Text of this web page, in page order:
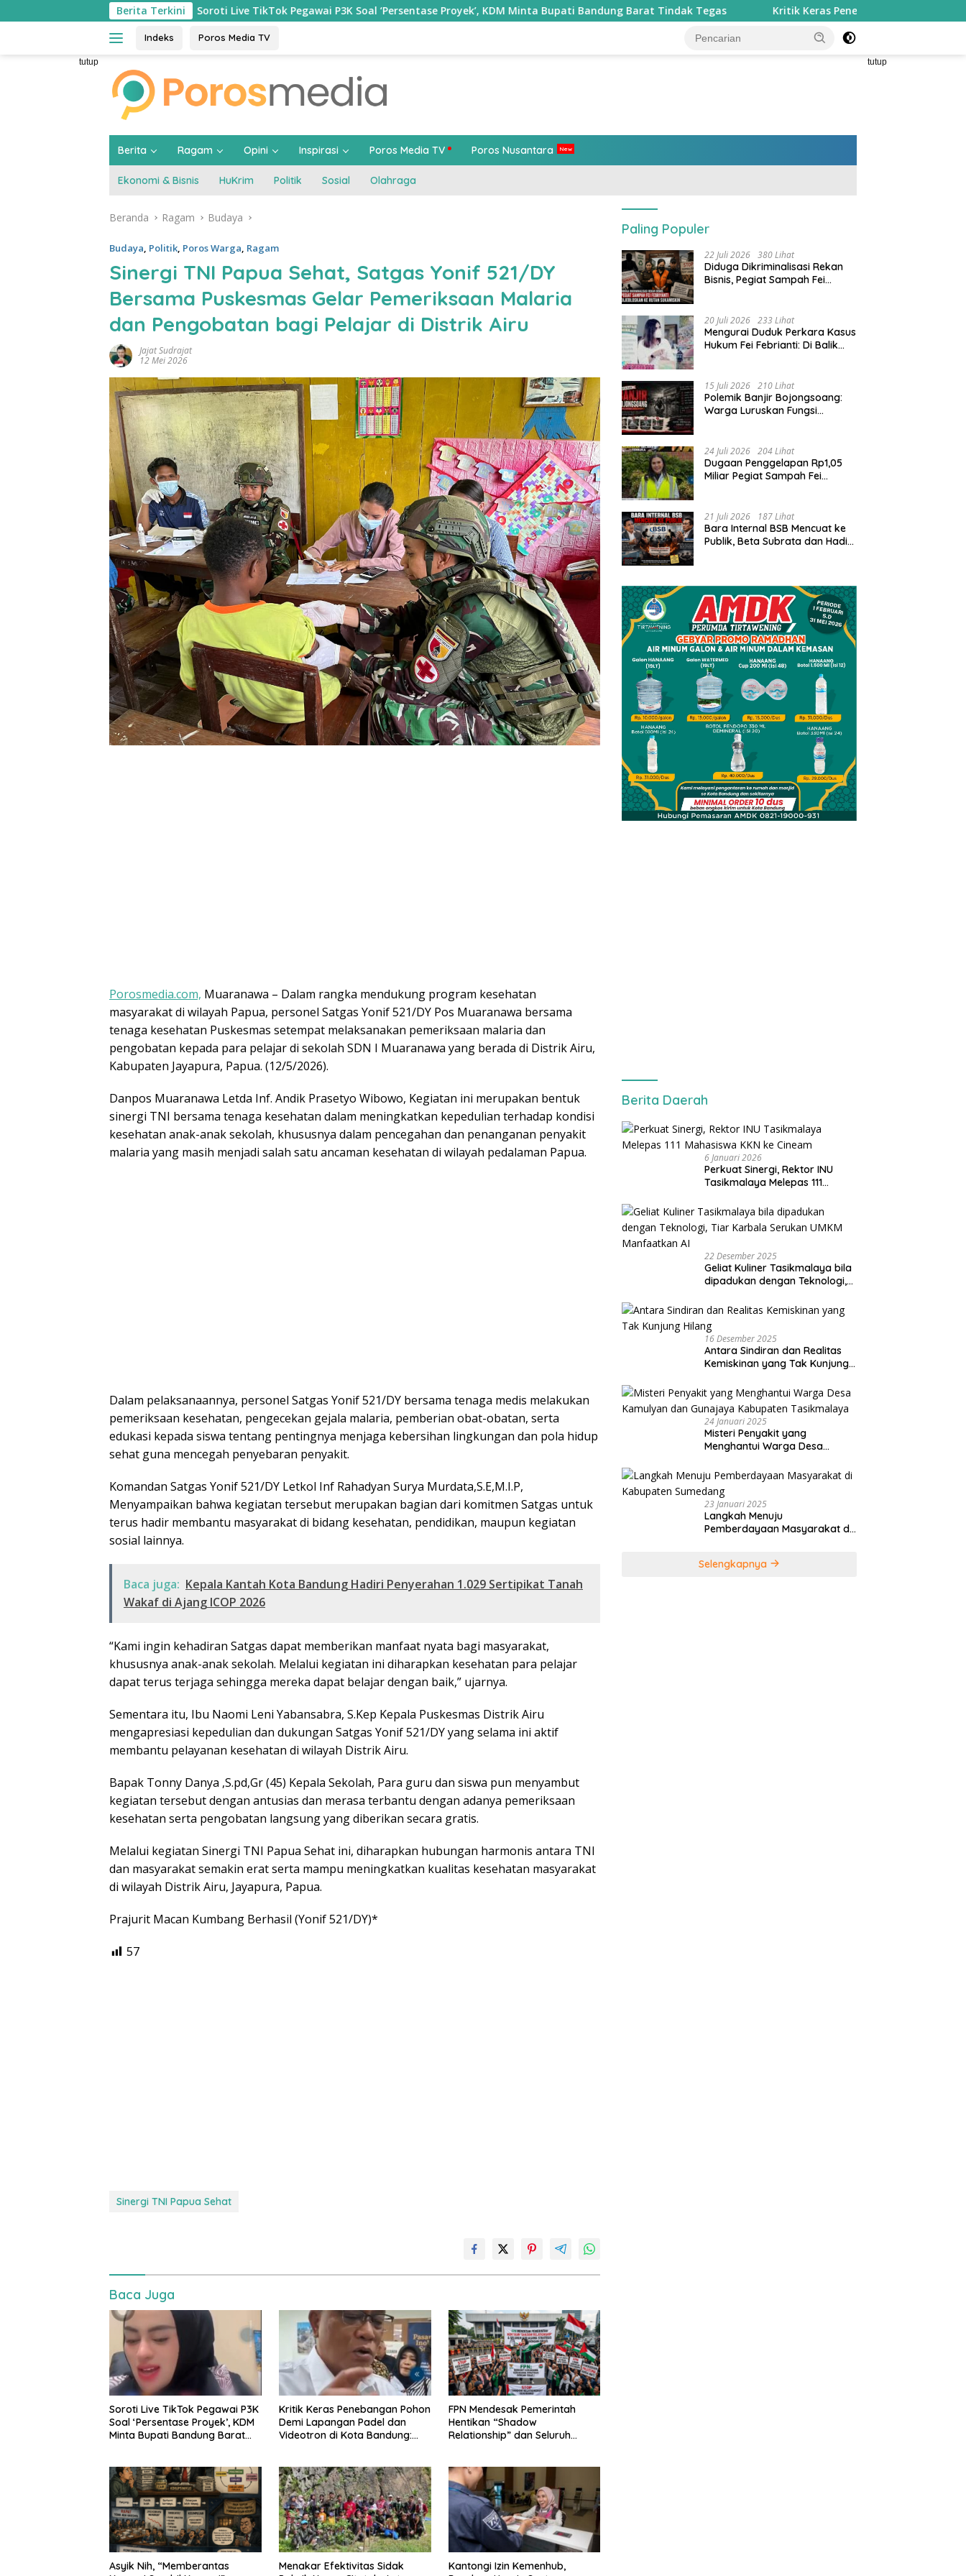
ke
Berita Terkini
Soroti Live TikTok Pegawai P3K Soal ‘Persentase Proyek’, KDM Minta Bupati Bandung Barat Tindak Tegas Kritik Keras Penebangan Pohon Demi Lapangan Padel
Indeks Poros Media TV
tutup tutup
Berita Ragam Opini Inspirasi Poros Media TV Poros Nusantara
Ekonomi & Bisnis HuKrim Politik Sosial Olahraga
Beranda Ragam Budaya
Budaya, Politik, Poros Warga, Ragam
Sinergi TNI Papua Sehat, Satgas Yonif 521/DY
Bersama Puskesmas Gelar Pemeriksaan Malaria
dan Pengobatan bagi Pelajar di Distrik Airu
Jajat Sudrajat
12 Mei 2026
Porosmedia.com, Muaranawa – Dalam rangka mendukung program kesehatan
masyarakat di wilayah Papua, personel Satgas Yonif 521/DY Pos Muaranawa bersama
tenaga kesehatan Puskesmas setempat melaksanakan pemeriksaan malaria dan
pengobatan kepada para pelajar di sekolah SDN I Muaranawa yang berada di Distrik Airu,
Kabupaten Jayapura, Papua. (12/5/2026).
Danpos Muaranawa Letda Inf. Andik Prasetyo Wibowo, Kegiatan ini merupakan bentuk
sinergi TNI bersama tenaga kesehatan dalam meningkatkan kepedulian terhadap kondisi
kesehatan anak-anak sekolah, khususnya dalam pencegahan dan penanganan penyakit
malaria yang masih menjadi salah satu ancaman kesehatan di wilayah pedalaman Papua.
Dalam pelaksanaannya, personel Satgas Yonif 521/DY bersama tenaga medis melakukan
pemeriksaan kesehatan, pengecekan gejala malaria, pemberian obat-obatan, serta
edukasi kepada siswa tentang pentingnya menjaga kebersihan lingkungan dan pola hidup
sehat guna mencegah penyebaran penyakit.
Komandan Satgas Yonif 521/DY Letkol Inf Rahadyan Surya Murdata,S.E,M.I.P,
Menyampaikan bahwa kegiatan tersebut merupakan bagian dari komitmen Satgas untuk
terus hadir membantu masyarakat di bidang kesehatan, pendidikan, maupun kegiatan
sosial lainnya.
Baca juga: Kepala Kantah Kota Bandung Hadiri Penyerahan 1.029 Sertipikat Tanah
Wakaf di Ajang ICOP 2026
“Kami ingin kehadiran Satgas dapat memberikan manfaat nyata bagi masyarakat,
khususnya anak-anak sekolah. Melalui kegiatan ini diharapkan kesehatan para pelajar
dapat terus terjaga sehingga mereka dapat belajar dengan baik,” ujarnya.
Sementara itu, Ibu Naomi Leni Yabansabra, S.Kep Kepala Puskesmas Distrik Airu
mengapresiasi kepedulian dan dukungan Satgas Yonif 521/DY yang selama ini aktif
membantu pelayanan kesehatan di wilayah Distrik Airu.
Bapak Tonny Danya ,S.pd,Gr (45) Kepala Sekolah, Para guru dan siswa pun menyambut
kegiatan tersebut dengan antusias dan merasa terbantu dengan adanya pemeriksaan
kesehatan serta pengobatan langsung yang diberikan secara gratis.
Melalui kegiatan Sinergi TNI Papua Sehat ini, diharapkan hubungan harmonis antara TNI
dan masyarakat semakin erat serta mampu meningkatkan kualitas kesehatan masyarakat
di wilayah Distrik Airu, Jayapura, Papua.
Prajurit Macan Kumbang Berhasil (Yonif 521/DY)*
57
Sinergi TNI Papua Sehat
Baca Juga
Soroti Live TikTok Pegawai P3K
Soal ‘Persentase Proyek’, KDM
Minta Bupati Bandung Barat
Kritik Keras Penebangan Pohon
Demi Lapangan Padel dan
Videotron di Kota Bandung:
FPN Mendesak Pemerintah
Hentikan “Shadow
Relationship” dan Seluruh
Asyik Nih, “Memberantas
Menakar Efektivitas Sidak
Kantongi Izin Kemenhub,
Paling Populer
22 Juli 2026 380 Lihat
Diduga Dikriminalisasi Rekan
Bisnis, Pegiat Sampah Fei
20 Juli 2026 233 Lihat
​Mengurai Duduk Perkara Kasus
Hukum Fei Febrianti: Di Balik
15 Juli 2026 210 Lihat
Polemik Banjir Bojongsoang:
Warga Luruskan Fungsi
24 Juli 2026 204 Lihat
Dugaan Penggelapan Rp1,05
Miliar Pegiat Sampah Fei
Sorotan Publik
21 Juli 2026 187 Lihat
Bara Internal BSB Mencuat ke
Publik, Beta Subrata dan Hadi
Berita Daerah
6 Januari 2026
Perkuat Sinergi, Rektor INU
Tasikmalaya Melepas 111
22 Desember 2025
Geliat Kuliner Tasikmalaya bila
dipadukan dengan Teknologi,
Manfaatkan AI
16 Desember 2025
Antara Sindiran dan Realitas
Kemiskinan yang Tak Kunjung
24 Januari 2025
Misteri Penyakit yang
Menghantui Warga Desa
Kabupaten Tasikmalaya
23 Januari 2025
Langkah Menuju
Pemberdayaan Masyarakat di
Selengkapnya